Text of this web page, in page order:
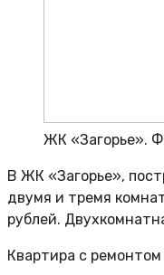
ЖК «Загорье».
В ЖК «Загорье»,
двумя и тремя
рублей.
Квартира с